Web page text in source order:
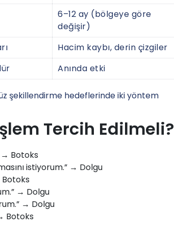
6–12 ay (bölgeye göre
değişir)
Hacim kaybı, derin çizgiler
Anında etki
şekillendirme hedeflerinde iki yöntem
Tercih Edilmeli?
→ Botoks
istiyorum.” → Dolgu
→ Dolgu
→ Dolgu
Botoks